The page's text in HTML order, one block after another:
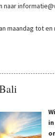
naar
maandag tot